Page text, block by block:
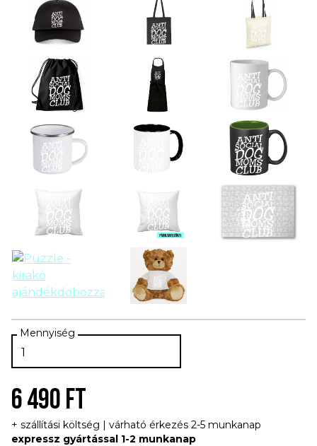
6 490 FT
+ szállítási költség | várható érkezés 2-5 munkanap
expressz gyártással 1-2 munkanap